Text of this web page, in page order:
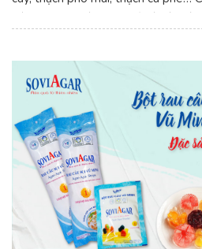
thạch trà sữa thơm ngon, chất
Soviagar.